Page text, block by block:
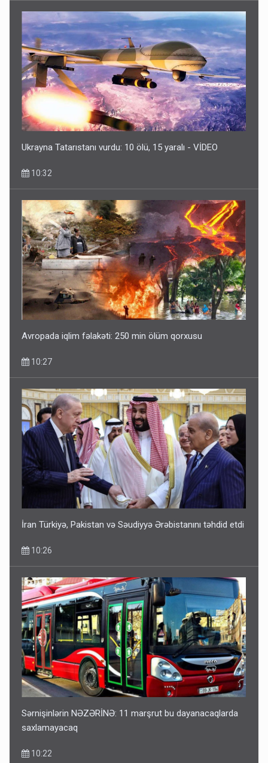
Ukrayna Tatarıstanı vurdu: 10 ölü, 15 yaralı - VİDEO
10:32
Avropada iqlim fəlakəti: 250 min ölüm qorxusu
10:27
İran Türkiyə, Pakistan və Səudiyyə Ərəbistanını təhdid etdi
10:26
Sərnişinlərin NƏZƏRİNƏ: 11 marşrut bu dayanacaqlarda
saxlamayacaq
10:22